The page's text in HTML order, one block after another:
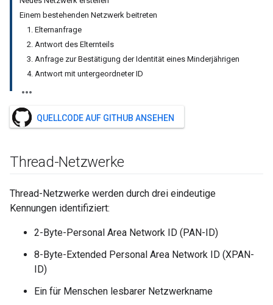
Einem bestehenden Netzwerk beitreten
1. Elternanfrage
2. Antwort des Elternteils
3. Anfrage zur Bestätigung der Identität eines Minderjährigen
4. Antwort mit untergeordneter ID
QUELLCODE AUF GITHUB ANSEHEN
Thread-Netzwerke
Thread-Netzwerke werden durch drei eindeutige
Kennungen identifiziert:
2-Byte-Personal Area Network ID (PAN-ID)
8-Byte-Extended Personal Area Network ID (XPAN-
ID)
Ein für Menschen lesbarer Netzwerkname